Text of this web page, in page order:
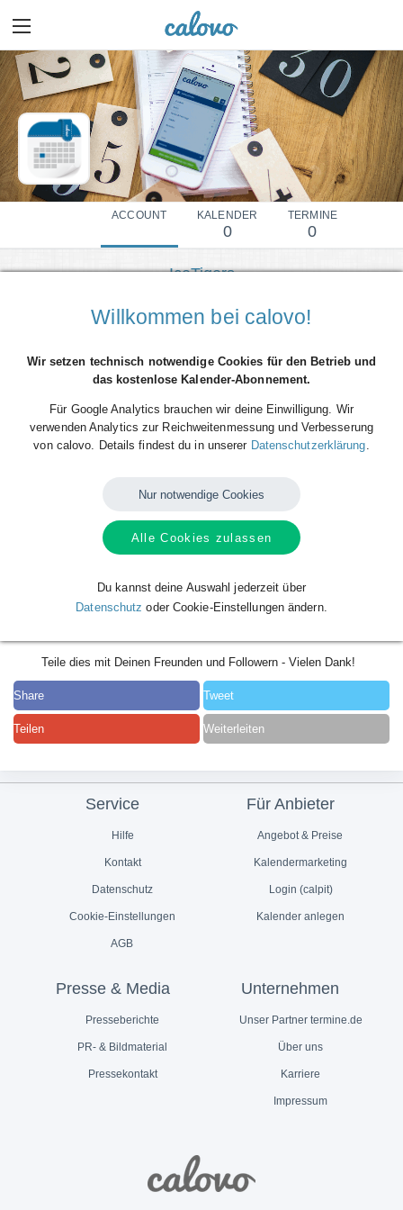
ACCOUNT KALENDER
0
TERMINE
0
IceTigers
Mehr Details einblenden
Teile dies mit Deinen Freunden und Followern - Vielen Dank!
Share Tweet
Teilen Weiterleiten
Service
Hilfe
Kontakt
Datenschutz
Cookie-Einstellungen
AGB
Für Anbieter
Angebot & Preise
Kalendermarketing
Login (calpit)
Kalender anlegen
Presse & Media
Presseberichte
PR- & Bildmaterial
Pressekontakt
Unternehmen
Unser Partner termine.de
Über uns
Karriere
Impressum
Willkommen bei calovo!
Wir setzen technisch notwendige Cookies für den Betrieb und
das kostenlose Kalender-Abonnement.
Für Google Analytics brauchen wir deine Einwilligung. Wir
verwenden Analytics zur Reichweitenmessung und Verbesserung
von calovo. Details findest du in unserer Datenschutzerklärung
Nur notwendige Cookies
Alle Cookies zulassen
Du kannst deine Auswahl jederzeit über
Datenschutz oder Cookie-Einstellungen ändern.